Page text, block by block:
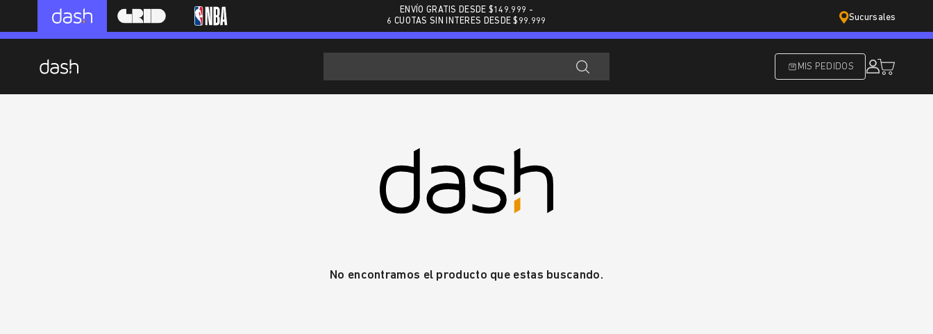
ENVÍO GRATIS DESDE $149.999 -
6 CUOTAS SIN INTERES DESDE $99.999
Sucursales
MIS PEDIDOS
No encontramos el producto que estas buscando.